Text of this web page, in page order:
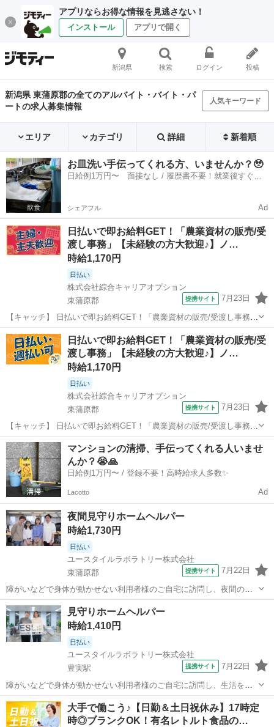
アプリならお得な情報を見逃さない！
インストール アプリで開く
新潟県 検索 ログイン 投稿
新潟県 東蒲原郡の全てのアルバイト・バイト・パ
ートの求人募集情報
人気キーワード
エリア カテゴリ 詳細 新着順
お皿洗い手伝ってくれる方、いませんか？🥹
日給例1万円〜 面接なし / 履歴書不要！就業後すぐに
シェアフル Ad
日払いで即お給料GET！「農業資材の販売/受
渡し事務」【未経験の方大歓迎♪】ノ…
時給1,170円
日払い
株式会社綜合キャリアオプション
東蒲原郡
提携サイト 7月23日
【キャッチ】 日払いで即お給料GET！「農業資材の販売/受渡し事務」
【未経験の方大歓迎♪】ノー残業でフリータイム!土日祝休み!高時給
1170円！ 【コメント】 製造のお仕事をお探しの方必見！ 「経験ない
けど大丈夫かな・・...
新潟 東蒲原郡 工場
日払いで即お給料GET！「農業資材の販売/受
渡し事務」【未経験の方大歓迎♪】ノ…
時給1,170円
日払い
株式会社綜合キャリアオプション
東蒲原郡
提携サイト 7月23日
【キャッチ】 日払いで即お給料GET！「農業資材の販売/受渡し事務」
【未経験の方大歓迎♪】ノー残業でフリータイム！土日祝休み！高時給
1170円！ 【コメント】 製造のお仕事をお探しの方必見！ 「経験ない
けど大丈夫かな・・...
新潟 東蒲原郡
マンションの清掃、手伝ってくれる人いませ
んか？😭🙏
日給例1万円〜 / 登録不要！高時給求人多数✨
Lacotto Ad
夜間見守りホームヘルパー
時給1,730円
日払い
ユースタイルラボラトリー株式会社
東蒲原郡
提携サイト 7月22日
障がいなどで身体が動かせない利用者様のご自宅に訪問し、夜間のケ
アを行う重度訪問介護のお仕事です。 ※1対1で誠実に向き合える方を
募集 【仕事内容】 寝返りをうたせて上げたり、たんの吸引などを行
う、利用者様の就寝中のケアを行...
新潟 東蒲原郡 介護
見守りホームヘルパー
時給1,410円
日払い
ユースタイルラボラトリー株式会社
豊実駅
提携サイト 7月22日
障がいなどで身体が動かせない利用者様のご自宅に訪問し、生活を支
える重度訪問介護のお仕事です。 ※1対1で誠実に向き合える方を募集
【仕事内容】 見守りや日常生活のお手伝いが中心ですが、利用者様の
生活を支える大切なポジション...
新潟 東蒲原郡 豊実駅 介護
大手で働こう♪【日勤＆土日祝休み】17時定
時◎ブランクOK！有名レトルト食品の…